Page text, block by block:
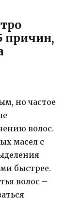
причин,
но частое
волос.
масел с
быстрее.
волос –